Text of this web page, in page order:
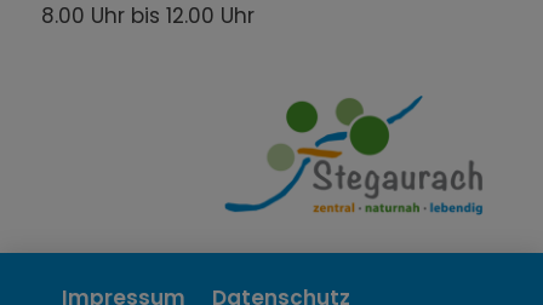
8.00 Uhr bis 12.00 Uhr
Impressum Datenschutz